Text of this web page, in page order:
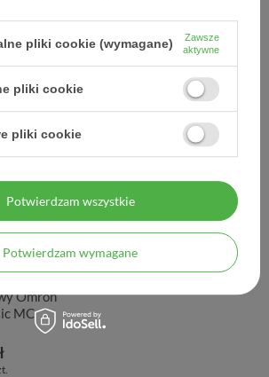
142,37 zł
142,37 zł / szt.
Omron
MC
pliki cookie (wymagane)
Zawsze
aktywne
pliki cookie
pliki cookie
Potwierdzam wymagane
Potwierdzam wszystkie